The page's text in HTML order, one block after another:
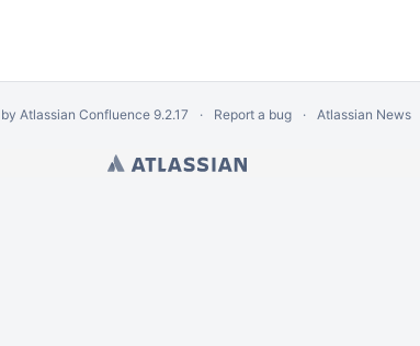
Atlassian Confluence 9.2.17 Report a bug Atlassian News